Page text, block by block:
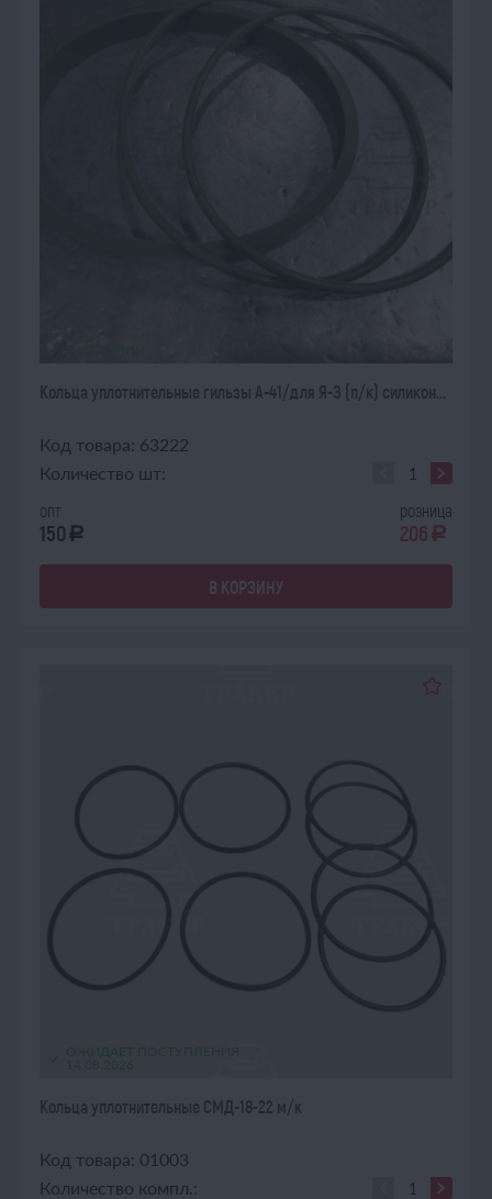
Кольца уплотнительные гильзы А-41/для Я-З (п/к) силикон...
Код товара: 63222
Количество шт:
опт
150 a
розница
206 a
В КОРЗИНУ
ОЖИДАЕТ ПОСТУПЛЕНИЯ
14.08.2026
Кольца уплотнительные СМД-18-22 м/к
Код товара: 01003
Количество компл.: